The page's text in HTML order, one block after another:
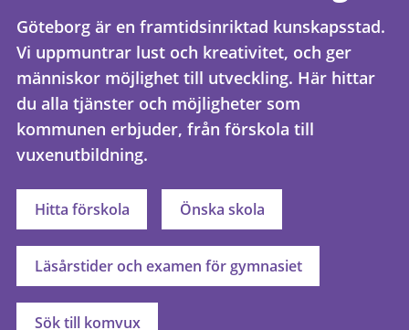
Göteborg är en framtidsinriktad kunskapsstad.
Vi uppmuntrar lust och kreativitet, och ger
människor möjlighet till utveckling. Här hittar
du alla tjänster och möjligheter som
kommunen erbjuder, från förskola till
vuxenutbildning.
Hitta förskola Önska skola
Läsårstider och examen för gymnasiet
Sök till komvux